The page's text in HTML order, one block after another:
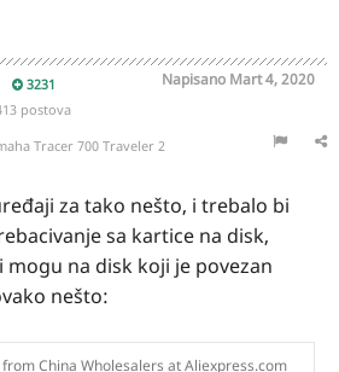
3231 Napisano Mart 4, 2020
postova
Tracer 700 Traveler 2
za tako nešto, i trebalo bi
sa kartice na disk,
mogu na disk koji je povezan
nešto:
China Wholesalers at Aliexpress.com